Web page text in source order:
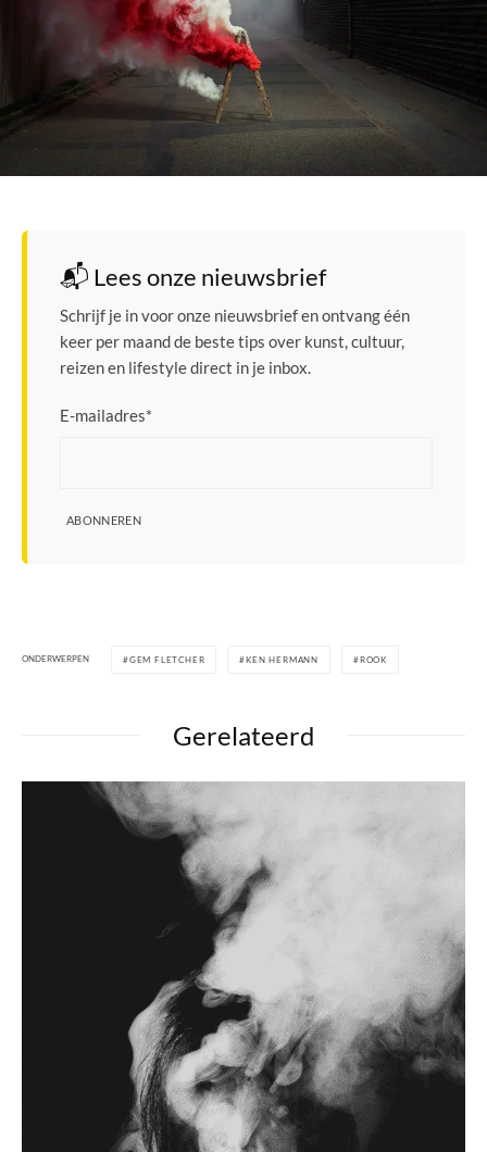
📬 Lees onze nieuwsbrief
Schrijf je in voor onze nieuwsbrief en ontvang één
keer per maand de beste tips over kunst, cultuur,
reizen en lifestyle direct in je inbox.
E-mailadres*
ABONNEREN
ONDERWERPEN GEM FLETCHER KEN HERMANN ROOK
Gerelateerd